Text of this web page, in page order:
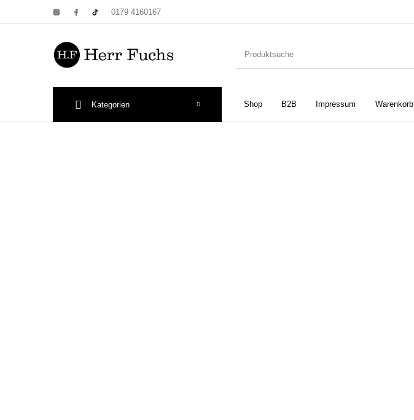
0179 4160167
Shop B2B Impressum Warenkorb
Kategorien